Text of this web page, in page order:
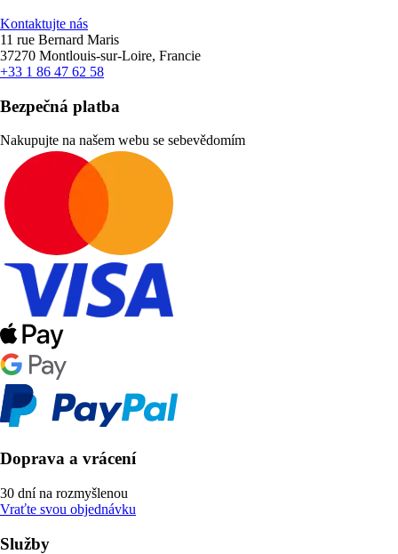
Kontaktujte nás
11 rue Bernard Maris
37270 Montlouis-sur-Loire, Francie
+33 1 86 47 62 58
Bezpečná platba
Nakupujte na našem webu se sebevědomím
Doprava a vrácení
30 dní na rozmyšlenou
Vraťte svou objednávku
Služby